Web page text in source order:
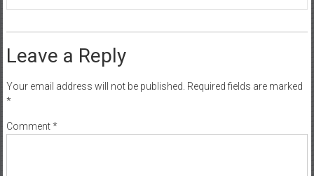
Leave a Reply
Your email address will not be published. Required fields are marked
*
Comment*